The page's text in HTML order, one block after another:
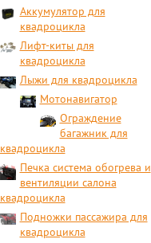
Аккумулятор для
квадроцикла
Лифт-киты для
квадроцикла
Лыжи для квадроцикла
Мотонавигатор
Ограждение
багажник для
квадроцикла
Печка система обогрева и
вентиляции салона
квадроцикла
Подножки пассажира для
квадроцикла